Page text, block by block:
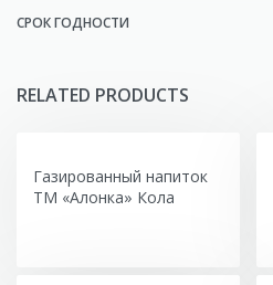
СРОК ГОДНОСТИ
RELATED PRODUCTS
Газированный напиток
ТМ «Алонка» Кола